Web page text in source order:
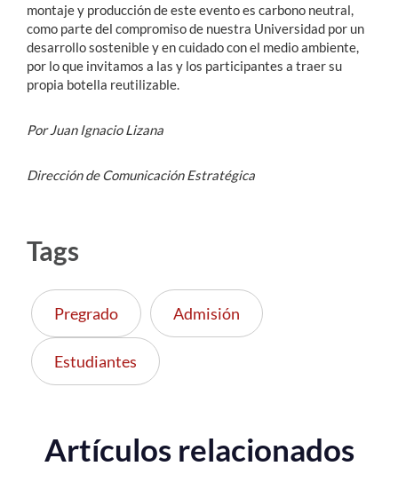
montaje y producción de este evento es carbono neutral,
como parte del compromiso de nuestra Universidad por un
desarrollo sostenible y en cuidado con el medio ambiente,
por lo que invitamos a las y los participantes a traer su
propia botella reutilizable.
Por Juan Ignacio Lizana
Dirección de Comunicación Estratégica
Tags
Pregrado Admisión
Estudiantes
Artículos relacionados